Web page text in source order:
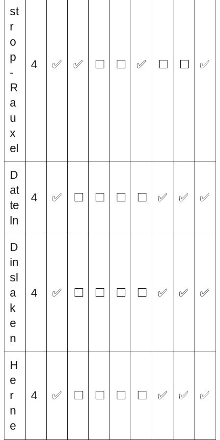
st
r
o
p
-
R
a
u
x
el
4 ✅ ✅ ⬜ ⬜ ✅ ⬜ ⬜ ✅
D
at
te
ln
4 ✅ ⬜ ⬜ ⬜ ⬜ ✅ ✅ ✅
D
in
sl
a
k
e
n
4 ✅ ⬜ ⬜ ⬜ ⬜ ✅ ✅ ✅
H
e
r
n
e
4 ✅ ⬜ ⬜ ⬜ ⬜ ✅ ✅ ✅